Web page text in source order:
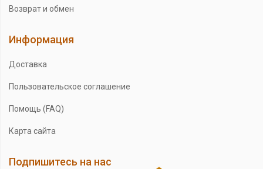
Возврат и обмен
Информация
Доставка
Пользовательское соглашение
Помощь (FAQ)
Карта сайта
Подпишитесь на нас